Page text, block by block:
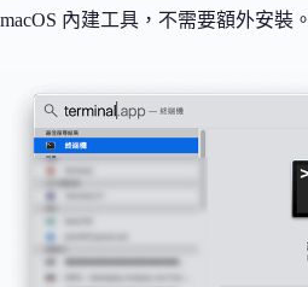
macOS 內建工具，不需要額外安裝。